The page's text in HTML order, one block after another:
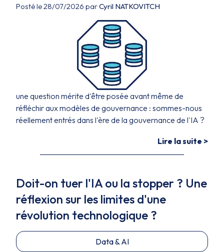
Posté le 28/07/2026 parCyril NATKOVITCH
une question mérite d'être posée avant même de
réfléchir aux modèles de gouvernance : sommes-nous
réellement entrés dans l'ère de la gouvernance de l'IA ?
Lire la suite >
Doit-on tuer l'IA ou la stopper ? Une
réflexion sur les limites d'une
révolution technologique ?
Data & AI